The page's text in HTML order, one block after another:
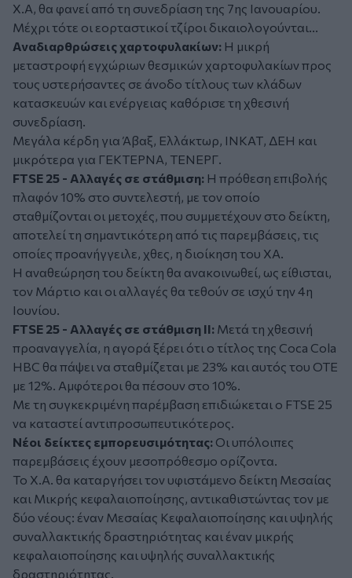
Χ.Α, θα φανεί από τη συνεδρίαση της 7ης Ιανουαρίου.
Μέχρι τότε οι εορταστικοί τζίροι δικαιολογούνται...
Αναδιαρθρώσεις χαρτοφυλακίων: H μικρή
μεταστροφή εγχώριων θεσμικών χαρτοφυλακίων προς
τους υστερήσαντες σε άνοδο τίτλους των κλάδων
κατασκευών και ενέργειας καθόρισε τη χθεσινή
συνεδρίαση.
Μεγάλα κέρδη για Άβαξ, Ελλάκτωρ, ΙΝΚΑΤ, ΔΕΗ και
μικρότερα για ΓΕΚΤΕΡΝΑ, ΤΕΝΕΡΓ.
FTSE 25 - Αλλαγές σε στάθμιση: Η πρόθεση επιβολής
πλαφόν 10% στο συντελεστή, με τον οποίο
σταθμίζονται οι μετοχές, που συμμετέχουν στο δείκτη,
αποτελεί τη σημαντικότερη από τις παρεμβάσεις, τις
οποίες προανήγγειλε, χθες, η διοίκηση του ΧΑ.
Η αναθεώρηση του δείκτη θα ανακοινωθεί, ως είθισται,
τον Μάρτιο και οι αλλαγές θα τεθούν σε ισχύ την 4η
Ιουνίου.
FTSE 25 - Αλλαγές σε στάθμιση ΙΙ: Μετά τη χθεσινή
προαναγγελία, η αγορά ξέρει ότι ο τίτλος της Coca Cola
ΗΒC θα πάψει να σταθμίζεται με 23% και αυτός του ΟΤΕ
με 12%. Αμφότεροι θα πέσουν στο 10%.
Με τη συγκεκριμένη παρέμβαση επιδιώκεται ο FTSE 25
να καταστεί αντιπροσωπευτικότερος.
Νέοι δείκτες εμπορευσιμότητας: Οι υπόλοιπες
παρεμβάσεις έχουν μεσοπρόθεσμο ορίζοντα.
Το Χ.Α. θα καταργήσει τον υφιστάμενο δείκτη Μεσαίας
και Μικρής κεφαλαιοποίησης, αντικαθιστώντας τον με
δύο νέους: έναν Μεσαίας Κεφαλαιοποίησης και υψηλής
συναλλακτικής δραστηριότητας και έναν μικρής
κεφαλαιοποίησης και υψηλής συναλλακτικής
δραστηριότητας.